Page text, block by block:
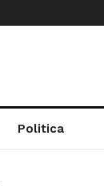
Politica